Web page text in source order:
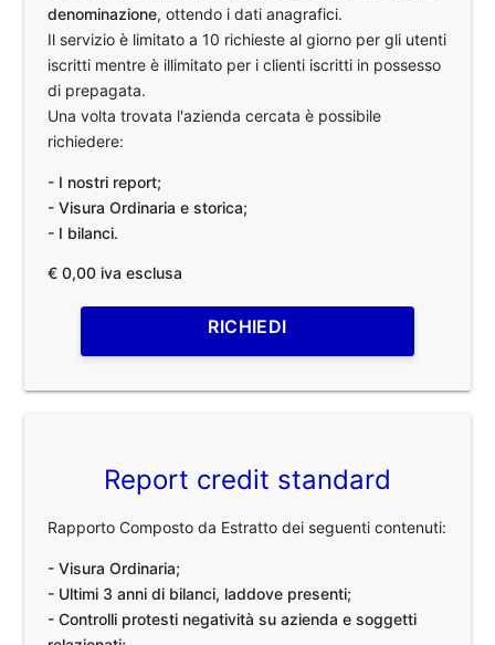
denominazione, ottendo i dati anagrafici.
Il servizio è limitato a 10 richieste al giorno per gli utenti
iscritti mentre è illimitato per i clienti iscritti in possesso
di prepagata.
Una volta trovata l'azienda cercata è possibile
richiedere:
- I nostri report;
- Visura Ordinaria e storica;
- I bilanci.
€ 0,00 iva esclusa
RICHIEDI
Report credit standard
Rapporto Composto da Estratto dei seguenti contenuti:
- Visura Ordinaria;
- Ultimi 3 anni di bilanci, laddove presenti;
- Controlli protesti negatività su azienda e soggetti